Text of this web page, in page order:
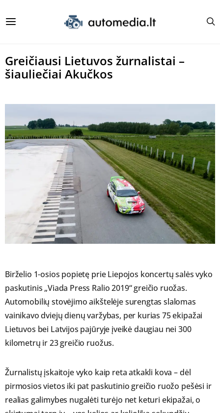
Greičiausi Lietuvos žurnalistai –
šiauliečiai Akučkos
Birželio 1-osios popietę prie Liepojos koncertų salės vyko
paskutinis „Viada Press Ralio 2019“ greičio ruožas.
Automobilių stovėjimo aikštelėje surengtas slalomas
vainikavo dviejų dienų varžybas, per kurias 75 ekipažai
Lietuvos bei Latvijos pajūryje įveikė daugiau nei 300
kilometrų ir 23 greičio ruožus.
Žurnalistų įskaitoje vyko kaip reta atkakli kova – dėl
pirmosios vietos iki pat paskutinio greičio ruožo pešėsi ir
realias galimybes nugalėti turėjo net keturi ekipažai, o